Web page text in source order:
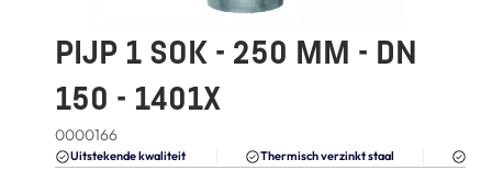
FAQ
Blogs
PIJP 1 SOK - 250 MM - DN
150 - 1401X
0000166
Uitstekende kwaliteit Thermisch verzinkt staal